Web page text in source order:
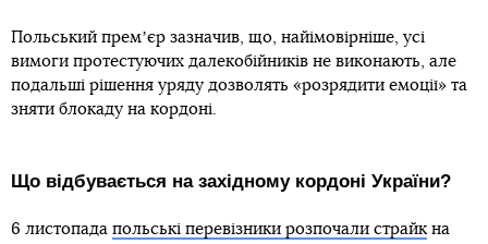
Польський премʼєр зазначив, що, найімовірніше, усі
вимоги протестуючих далекобійників не виконають, але
подальші рішення уряду дозволять «розрядити емоції» та
зняти блокаду на кордоні.
Що відбувається на західному кордоні України?
6 листопада польські перевізники розпочали страйк на